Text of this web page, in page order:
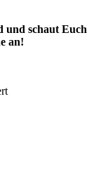
und schaut Euch
an!